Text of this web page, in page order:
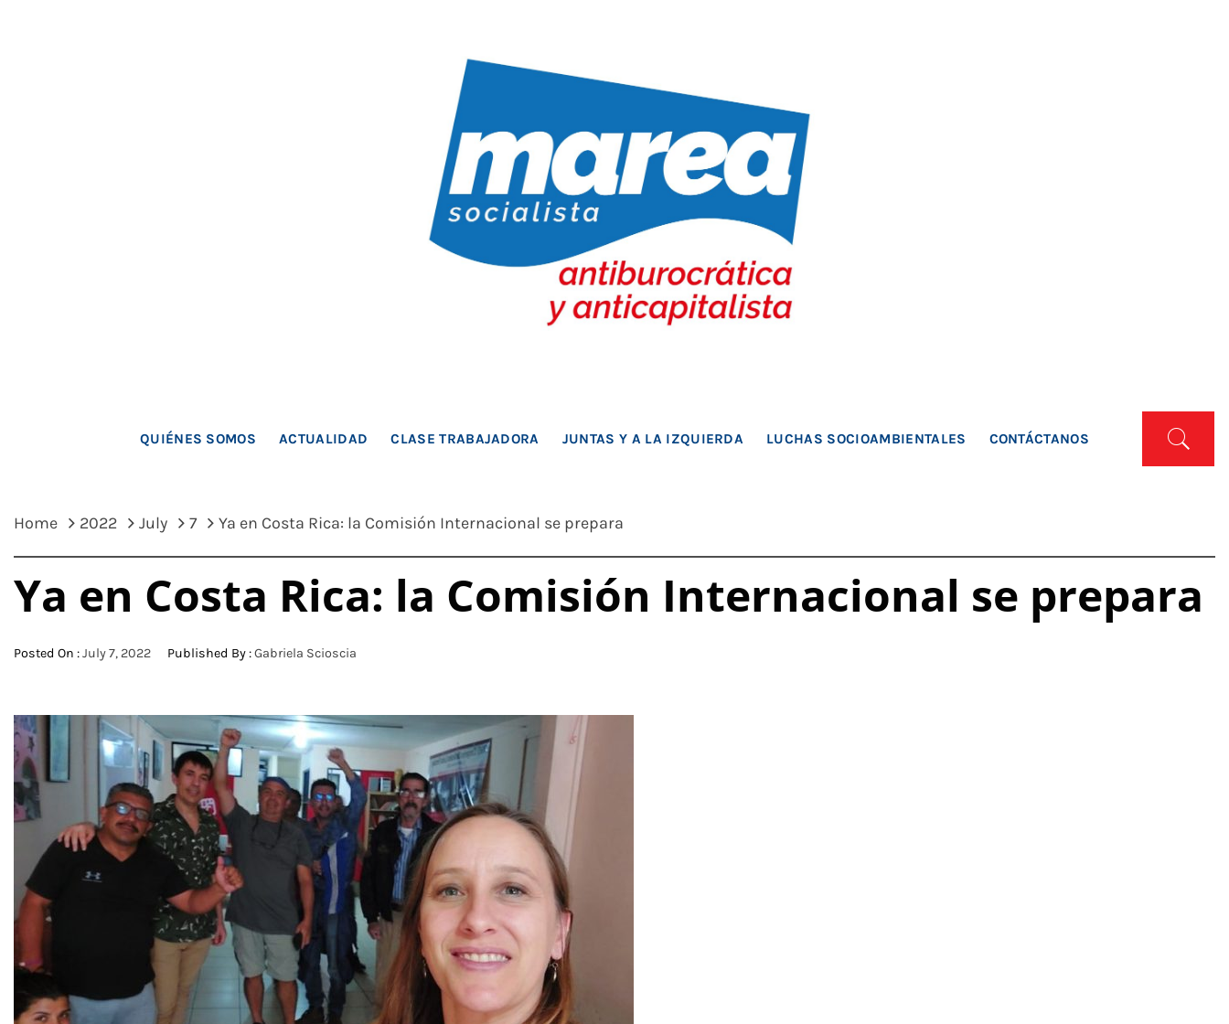
MAREA SOCIALISTA
QUIÉNES SOMOS ACTUALIDAD CLASE TRABAJADORA JUNTAS Y A LA IZQUIERDA LUCHAS SOCIOAMBIENTALES CONTÁCTANOS
Home 2022 July 7 Ya en Costa Rica: la Comisión Internacional se prepara
Ya en Costa Rica: la Comisión Internacional se prepara
Posted On :July 7, 2022 Published By :Gabriela Scioscia